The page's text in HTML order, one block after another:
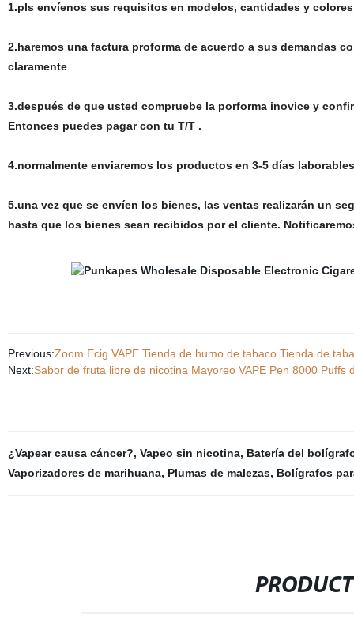
1.pls envíenos sus requisitos en modelos, cantidades y colores
2.haremos una factura proforma de acuerdo a sus demandas
claramente
3.después de que usted compruebe la porforma inovice y
Entonces puedes pagar con tu T/T .
4.normalmente enviaremos los productos en 3-5 días
5.una vez que se envíen los bienes, las ventas realizarán un
hasta que los bienes sean recibidos por el cliente.
Previous:Zoom Ecig VAPE Tienda de humo de tabaco Tienda de
Next:Sabor de fruta libre de nicotina Mayoreo VAPE Pen 8000 Puffs
¿Vapear causa cáncer?, Vapeo sin nicotina, Batería del
Vaporizadores de marihuana, Plumas de malezas, Bolígrafos